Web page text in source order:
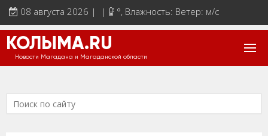
08 августа 2026 | | °, Влажность: Ветер: м/с
КОЛЫМА.RU
Новости Магадана и Магаданской области